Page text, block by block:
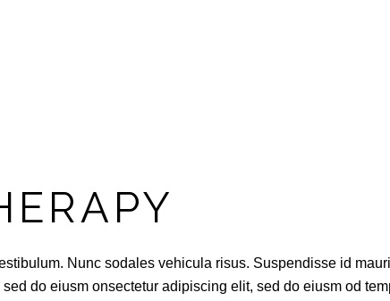
Nunc sodales vehicula risus. Suspendisse id
do eiusm onsectetur adipiscing elit, sed do eiusm od